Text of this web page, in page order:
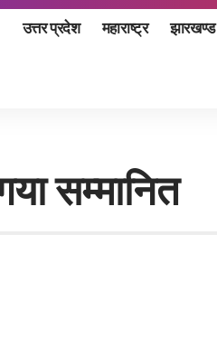
उत्तर प्रदेश महाराष्ट्र झारखण्ड
सम्मानित